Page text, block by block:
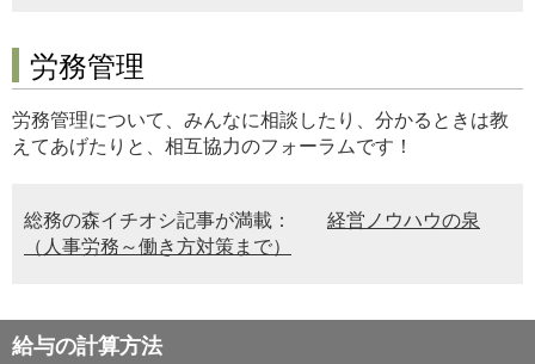
労務管理
労務管理について、みんなに相談したり、分かるときは教
えてあげたりと、相互協力のフォーラムです！
総務の森イチオシ記事が満載：
経営ノウハウの泉
（人事労務～働き方対策まで）
給与の計算方法